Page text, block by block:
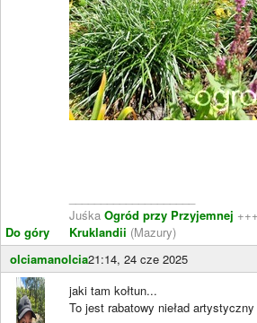
Do góry
Juśka Ogród przy Przyjemnej +++
Kruklandii (Mazury)
olciamanolcia21:14, 24 cze 2025
jaki tam kołtun...
To jest rabatowy nieład